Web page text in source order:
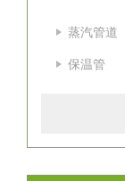
蒸汽管道
保温管